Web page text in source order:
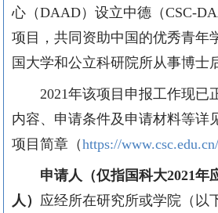
心（DAAD）设立中德（CSC-
项目，共同资助中国的优秀青年
国大学和公立科研院所从事博士
2021年该项目申报工作现已
内容、申请条件及申请材料等详
项目简章（https://
申请人（仅指国科大2021年
人） 应经所在研究所或学院（以